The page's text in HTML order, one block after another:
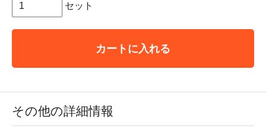
セット
カートに入れる
その他の詳細情報